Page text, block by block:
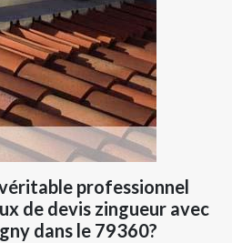
professionnel
de devis zingueur avec
dans le 79360?